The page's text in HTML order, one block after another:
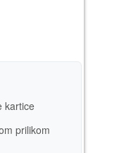
kartice
prilikom